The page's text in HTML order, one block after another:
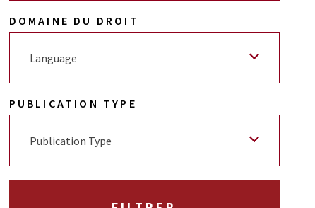
DOMAINE DU DROIT
Language
PUBLICATION TYPE
Publication Type